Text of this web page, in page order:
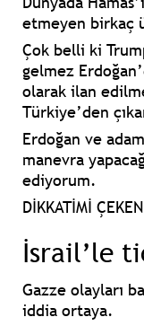
etmeyen birkaç
Çok belli ki
gelmez
olarak ilan
Türkiye’den
Erdoğan ve
manevra
ediyorum.
DİKKATİMİ
İsrail’le
Gazze olayları
iddia ortaya.